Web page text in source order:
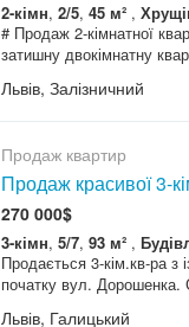
2-кімн, 2/5, 45 м² ,
# Продаж 2-кімнатної
затишну двокімнатну
Львів, Залізничний
Продаж квартир
Продаж красивої 3-
270 000$
3-кімн, 5/7, 93 м² ,
Продається 3-кім.кв-ра з
початку вул. Дорошенка.
Львів, Галицький